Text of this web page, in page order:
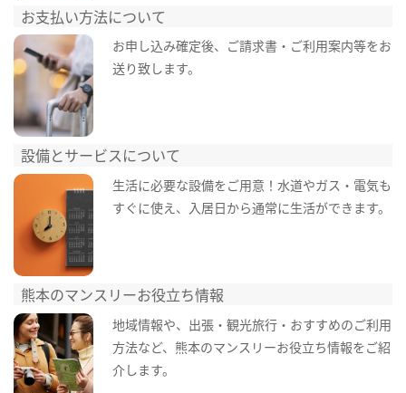
お支払い方法について
お申し込み確定後、ご請求書・ご利用案内等をお
送り致します。
設備とサービスについて
生活に必要な設備をご用意！水道やガス・電気も
すぐに使え、入居日から通常に生活ができます。
熊本のマンスリーお役立ち情報
地域情報や、出張・観光旅行・おすすめのご利用
方法など、熊本のマンスリーお役立ち情報をご紹
介します。